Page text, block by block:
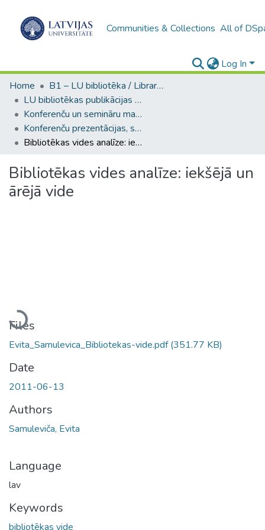
Communities & Collections All of
Log In
Home
B1 – LU bibliotēka / Library of the UL
LU bibliotēkas publikācijas / Publications of the University Library
Konferenču un semināru materiāli (LUB) / Conference and seminar materials
Konferenču prezentācijas, stenda referāti (LUB) / Conference presentations and posters
Bibliotēkas vides analīze: iekšējā un ārējā vide
Bibliotēkas vides analīze: iekšējā un
ārējā vide
Loading...
Files
Evita_Samulevica_Bibliotekas-vide.pdf(351.77 KB)
Date
2011-06-13
Authors
Samuleviča, Evita
Language
lav
Keywords
bibliotēkas vide